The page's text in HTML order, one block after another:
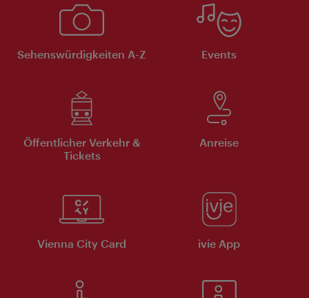
Sehenswürdigkeiten A-Z Events
Öffentlicher Verkehr &
Tickets
Anreise
Vienna City Card ivie App